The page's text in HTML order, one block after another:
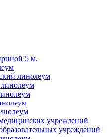
5 м.
линолеум
учреждений
учреждений